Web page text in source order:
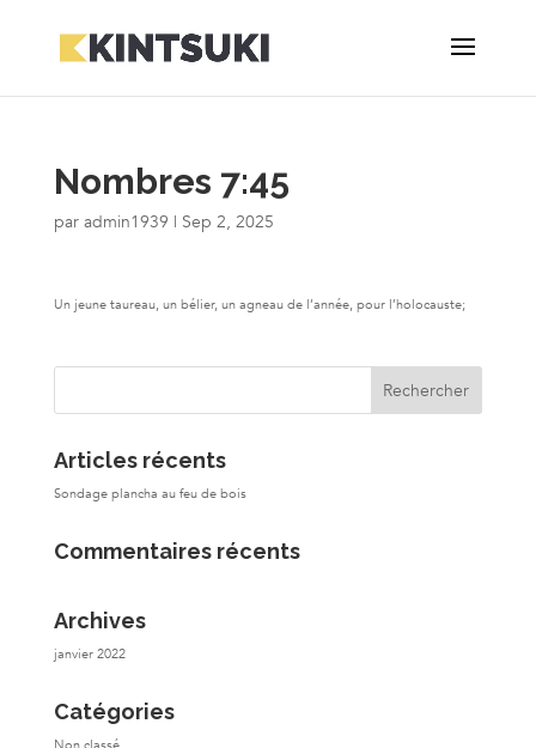
Nombres 7:45
par admin1939 | Sep 2, 2025
Un jeune taureau, un bélier, un agneau de l’année, pour l’holocauste;
Articles récents
Sondage plancha au feu de bois
Commentaires récents
Archives
janvier 2022
Catégories